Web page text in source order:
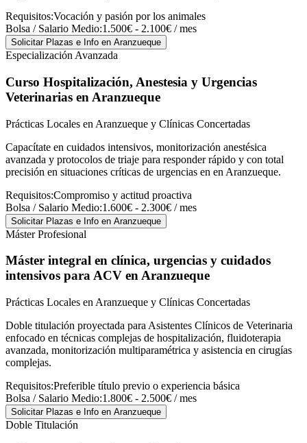
Requisitos:Vocación y pasión por los animales
Bolsa / Salario Medio:1.500€ - 2.100€ / mes
Solicitar Plazas e Info en Aranzueque
Especialización Avanzada
Curso Hospitalización, Anestesia y Urgencias
Veterinarias en Aranzueque
Prácticas Locales en Aranzueque y Clínicas Concertadas
Capacítate en cuidados intensivos, monitorización anestésica
avanzada y protocolos de triaje para responder rápido y con total
precisión en situaciones críticas de urgencias en en Aranzueque.
Requisitos:Compromiso y actitud proactiva
Bolsa / Salario Medio:1.600€ - 2.300€ / mes
Solicitar Plazas e Info en Aranzueque
Máster Profesional
Máster integral en clínica, urgencias y cuidados
intensivos para ACV en Aranzueque
Prácticas Locales en Aranzueque y Clínicas Concertadas
Doble titulación proyectada para Asistentes Clínicos de Veterinaria
enfocado en técnicas complejas de hospitalización, fluidoterapia
avanzada, monitorización multiparamétrica y asistencia en cirugías
complejas.
Requisitos:Preferible título previo o experiencia básica
Bolsa / Salario Medio:1.800€ - 2.500€ / mes
Solicitar Plazas e Info en Aranzueque
Doble Titulación